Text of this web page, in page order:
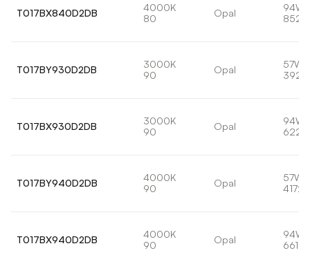
T017BX840D2DB
4000K
80
Opal
94W
T017BY930D2DB
3000K
90
Opal
57W
T017BX930D2DB
3000K
90
Opal
94W
T017BY940D2DB
4000K
90
Opal
57W
T017BX940D2DB
4000K
90
Opal
94W